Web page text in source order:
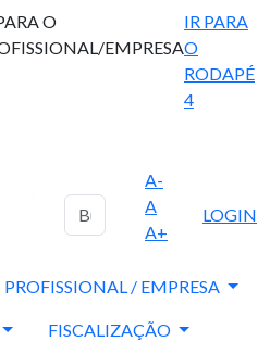
O
EMPRESA
IR PARA
O
RODAPÉ
4
A-
A
A+
LOGIN
PROFISSIONAL / EMPRESA
FISCALIZAÇÃO